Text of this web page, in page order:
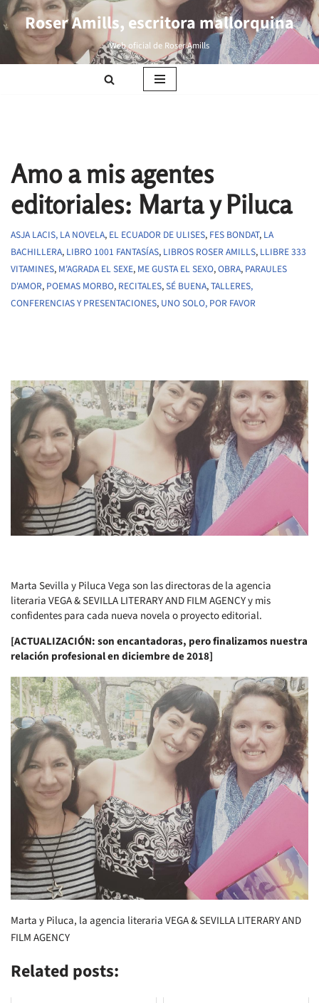
Saltar
al
Roser Amills, escritora mallorquina
Web oficial de Roser Amills
Amo a mis agentes
editoriales: Marta y Piluca
ASJA LACIS, LA NOVELA, EL ECUADOR DE ULISES, FES BONDAT, LA
BACHILLERA, LIBRO 1001 FANTASÍAS, LIBROS ROSER AMILLS, LLIBRE 333
VITAMINES, M'AGRADA EL SEXE, ME GUSTA EL SEXO,OBRA, PARAULES
D'AMOR, POEMAS MORBO, RECITALES,SÉ BUENA,TALLERES,
CONFERENCIAS Y PRESENTACIONES, UNO SOLO, POR FAVOR
Marta Sevilla y Piluca Vega son las directoras de la agencia
literaria VEGA & SEVILLA LITERARY AND FILM AGENCY y mis
confidentes para cada nueva novela o proyecto editorial.
[ACTUALIZACIÓN: son encantadoras, pero finalizamos nuestra
relación profesional en diciembre de 2018]
Marta y Piluca, la agencia literaria VEGA & SEVILLA LITERARY AND
FILM AGENCY
Related posts: